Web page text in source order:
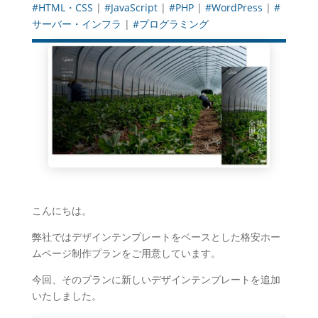
#HTML・CSS | #JavaScript| #PHP| #WordPress | #
サーバー・インフラ | #プログラミング
こんにちは。
弊社ではデザインテンプレートをベースとした格安ホー
ムページ制作プランをご用意しています。
今回、そのプランに新しいデザインテンプレートを追加
いたしました。